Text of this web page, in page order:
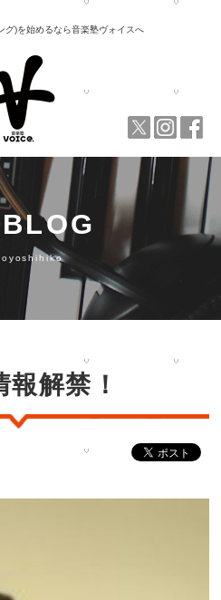
グ)を始めるなら音楽塾ヴォイスへ
解禁！